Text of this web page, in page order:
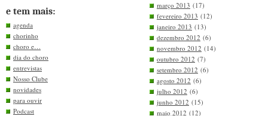
e tem mais:
agenda
chorinho
choro e…
dia do choro
entrevistas
Nosso Clube
novidades
para ouvir
Podcast
março 2013 (17)
fevereiro 2013 (12)
janeiro 2013 (13)
dezembro 2012 (6)
novembro 2012 (14)
outubro 2012 (7)
setembro 2012 (6)
agosto 2012 (6)
julho 2012 (6)
junho 2012 (15)
maio 2012 (12)